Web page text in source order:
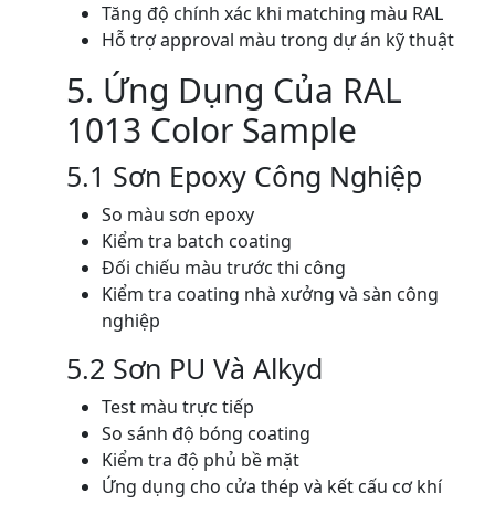
Tăng độ chính xác khi matching màu RAL
Hỗ trợ approval màu trong dự án kỹ thuật
5. Ứng Dụng Của RAL
1013 Color Sample
5.1 Sơn Epoxy Công Nghiệp
So màu sơn epoxy
Kiểm tra batch coating
Đối chiếu màu trước thi công
Kiểm tra coating nhà xưởng và sàn công
nghiệp
5.2 Sơn PU Và Alkyd
Test màu trực tiếp
So sánh độ bóng coating
Kiểm tra độ phủ bề mặt
Ứng dụng cho cửa thép và kết cấu cơ khí